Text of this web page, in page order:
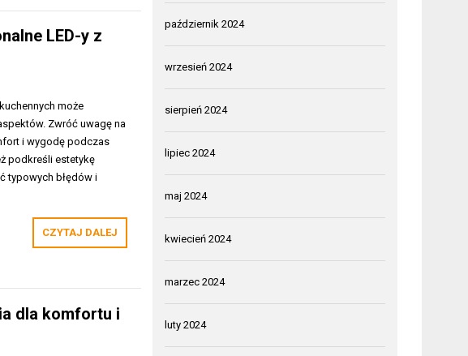
LED-y z
może
Zwróć uwagę na
i wygodę podczas
podkreśli estetykę
typowych błędów i
CZYTAJ DALEJ
dla komfortu i
październik 2024
wrzesień 2024
sierpień 2024
lipiec 2024
maj 2024
kwiecień 2024
marzec 2024
luty 2024